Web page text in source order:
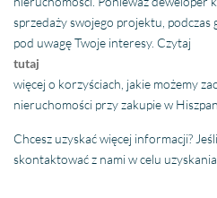
sprzedaży swojego projektu,
pod uwagę Twoje interesy. Czytaj
tutaj
więcej o korzyściach, jakie możemy
nieruchomości przy zakupie w
Chcesz uzyskać więcej informacji?
skontaktować z nami w celu